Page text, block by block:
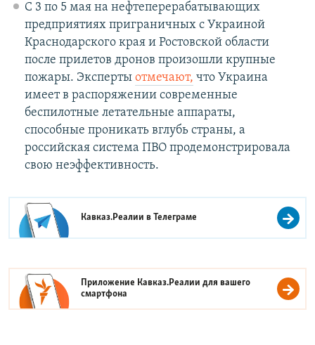
С 3 по 5 мая на нефтеперерабатывающих
предприятиях приграничных с Украиной
Краснодарского края и Ростовской области
после прилетов дронов произошли крупные
пожары. Эксперты отмечают, что Украина
имеет в распоряжении современные
беспилотные летательные аппараты,
способные проникать вглубь страны, а
российская система ПВО продемонстрировала
свою неэффективность.
Кавказ.Реалии вТелеграме
Приложение Кавказ.Реалии для вашего
смартфона